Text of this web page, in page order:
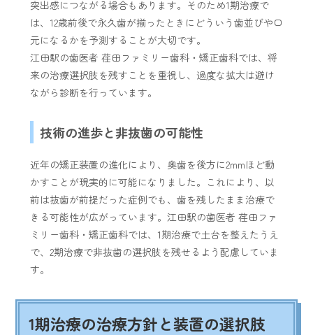
突出感につながる場合もあります。そのため1期治療で
は、12歳前後で永久歯が揃ったときにどういう歯並びや口
元になるかを予測することが大切です。
江田駅の歯医者 荏田ファミリー歯科・矯正歯科では、将
来の治療選択肢を残すことを重視し、過度な拡大は避け
ながら診断を行っています。
技術の進歩と非抜歯の可能性
近年の矯正装置の進化により、奥歯を後方に2mmほど動
かすことが現実的に可能になりました。これにより、以
前は抜歯が前提だった症例でも、歯を残したまま治療で
きる可能性が広がっています。江田駅の歯医者 荏田ファ
ミリー歯科・矯正歯科では、1期治療で土台を整えたうえ
で、2期治療で非抜歯の選択肢を残せるよう配慮していま
す。
1期治療の治療方針と装置の選択肢